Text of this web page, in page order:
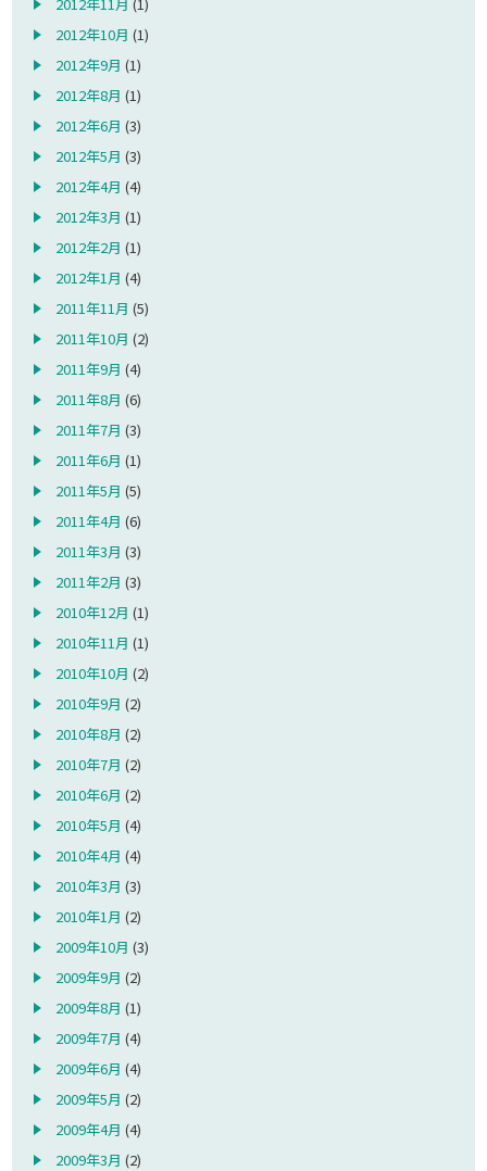
2012年10月 (1)
2012年9月 (1)
2012年8月 (1)
2012年6月 (3)
2012年5月 (3)
2012年4月 (4)
2012年3月 (1)
2012年2月 (1)
2012年1月 (4)
2011年11月 (5)
2011年10月 (2)
2011年9月 (4)
2011年8月 (6)
2011年7月 (3)
2011年6月 (1)
2011年5月 (5)
2011年4月 (6)
2011年3月 (3)
2011年2月 (3)
2010年12月 (1)
2010年11月 (1)
2010年10月 (2)
2010年9月 (2)
2010年8月 (2)
2010年7月 (2)
2010年6月 (2)
2010年5月 (4)
2010年4月 (4)
2010年3月 (3)
2010年1月 (2)
2009年10月 (3)
2009年9月 (2)
2009年8月 (1)
2009年7月 (4)
2009年6月 (4)
2009年5月 (2)
2009年4月 (4)
2009年3月 (2)